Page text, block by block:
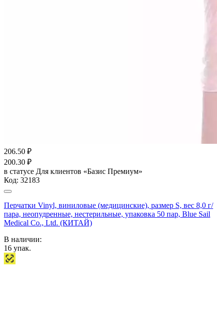
206.50 ₽
200.30 ₽
в статусе Для клиентов «Базис Премиум»
Код: 32183
Перчатки Vinyl, виниловые (медицинские), размер S, вес 8,0 г/
пара, неопудренные, нестерильные, упаковка 50 пар, Blue Sail
Medical Co., Ltd. (КИТАЙ)
В наличии:
16 упак.